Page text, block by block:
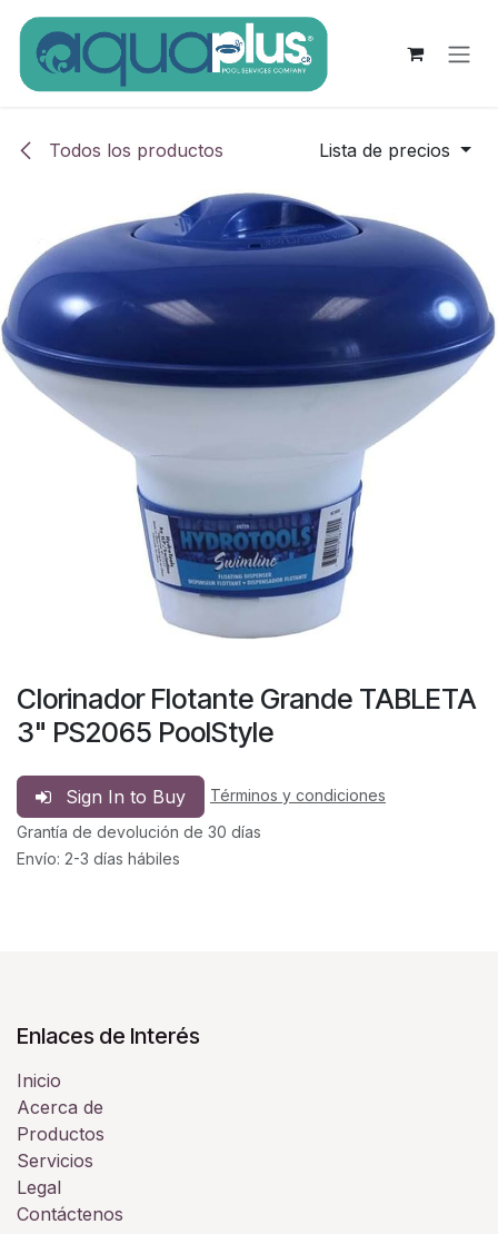
Ir al contenido
Todos los productos Lista de precios
Clorinador Flotante Grande TABLETA
3" PS2065 PoolStyle
Sign In to Buy
Términos y condiciones
Grantía de devolución de 30 días
Envío: 2-3 días hábiles
Enlaces de Interés
Inicio
Acerca de
Productos
Servicios
Legal
Contáctenos